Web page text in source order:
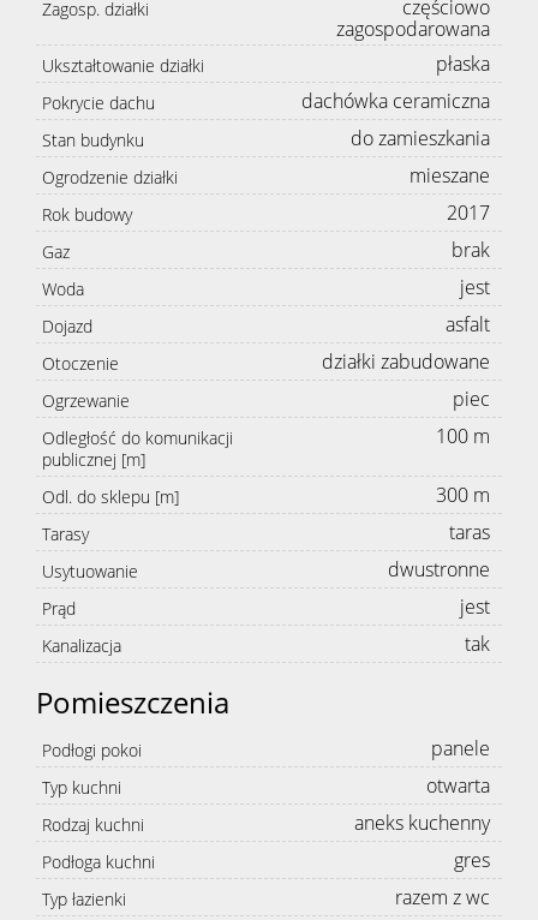
Zagosp. działki
częściowo
zagospodarowana
Ukształtowanie działki płaska
Pokrycie dachu dachówka ceramiczna
Stan budynku do zamieszkania
Ogrodzenie działki mieszane
Rok budowy 2017
Gaz brak
Woda jest
Dojazd asfalt
Otoczenie działki zabudowane
Ogrzewanie piec
Odległość do komunikacji
publicznej [m]
100 m
Odl. do sklepu [m] 300 m
Tarasy taras
Usytuowanie dwustronne
Prąd jest
Kanalizacja tak
Pomieszczenia
Podłogi pokoi panele
Typ kuchni otwarta
Rodzaj kuchni aneks kuchenny
Podłoga kuchni gres
Typ łazienki razem z wc